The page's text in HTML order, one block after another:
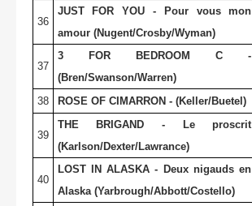
36
JUST FOR YOU - Pour vous mon
amour (Nugent/Crosby/Wyman)
37
3 FOR BEDROOM C -
(Bren/Swanson/Warren)
38 ROSE OF CIMARRON - (Keller/Buetel)
39
THE BRIGAND - Le proscrit
(Karlson/Dexter/Lawrance)
40
LOST IN ALASKA - Deux nigauds en
Alaska (Yarbrough/Abbott/Costello)